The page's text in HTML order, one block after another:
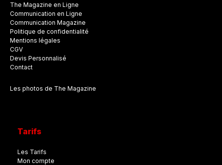
The Magazine en Ligne
Communication en Ligne
Communication Magazine
Politique de confidentialité
Mentions légales
CGV
Devis Personnalisé
Contact
Les photos de The Magazine
Tarifs
Les Tarifs
Mon compte